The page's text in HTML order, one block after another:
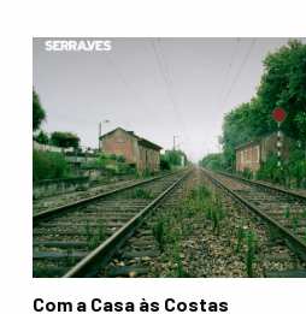
Com a Casa às Costas